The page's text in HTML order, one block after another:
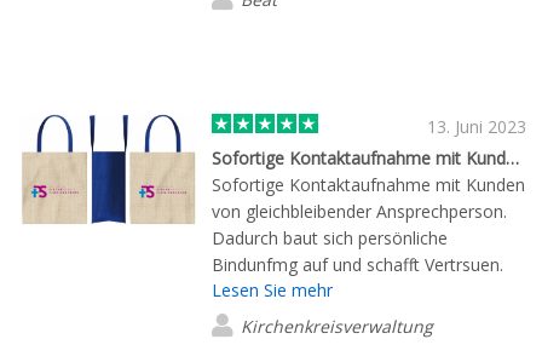
13. Juni 2023
Sofortige Kontaktaufnahme mit Kunden…
Sofortige Kontaktaufnahme mit Kunden
von gleichbleibender Ansprechperson.
Dadurch baut sich persönliche
Bindunfmg auf und schafft Vertrsuen.
Individuelle Beratung macht den Service
komplett. Unaufdringlich zeitnahe
Nachfrage zum angebotenen Produkt
Lesen Sie mehr
Kirchenkreisverwaltung